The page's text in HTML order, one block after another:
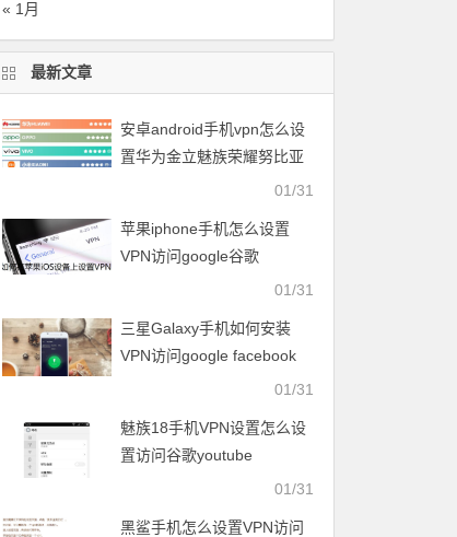
« 1月
最新文章
安卓android手机vpn怎么设
置华为金立魅族荣耀努比亚
一加vivo小米OPPO中兴联想
01/31
苹果iphone手机怎么设置
VPN访问google谷歌
01/31
三星Galaxy手机如何安装
VPN访问google facebook
01/31
魅族18手机VPN设置怎么设
置访问谷歌youtube
01/31
黑鲨手机怎么设置VPN访问